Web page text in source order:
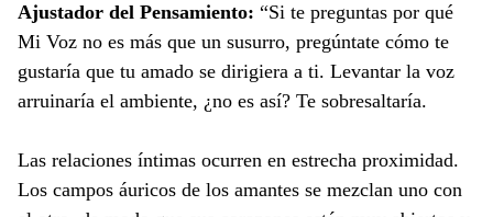
Ajustador del Pensamiento: “Si te preguntas por qué
Mi Voz no es más que un susurro, pregúntate cómo te
gustaría que tu amado se dirigiera a ti. Levantar la voz
arruinaría el ambiente, ¿no es así? Te sobresaltaría.
Las relaciones íntimas ocurren en estrecha proximidad.
Los campos áuricos de los amantes se mezclan uno con